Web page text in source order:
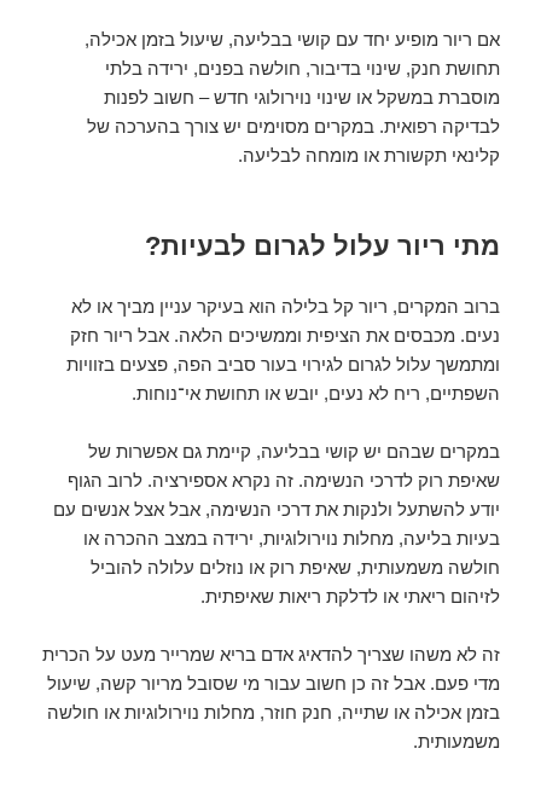
אם ריור מופיע יחד עם קושי בבליעה, שיעול בזמן אכילה,
תחושת חנק, שינוי בדיבור, חולשה בפנים, ירידה בלתי
מוסברת במשקל או שינוי נוירולוגי חדש – חשוב לפנות
לבדיקה רפואית. במקרים מסוימים יש צורך בהערכה של
קלינאי תקשורת או מומחה לבליעה.
מתי ריור עלול לגרום לבעיות?
ברוב המקרים, ריור קל בלילה הוא בעיקר עניין מביך או לא
נעים. מכבסים את הציפית וממשיכים הלאה. אבל ריור חזק
ומתמשך עלול לגרום לגירוי בעור סביב הפה, פצעים בזוויות
השפתיים, ריח לא נעים, יובש או תחושת אי־נוחות.
במקרים שבהם יש קושי בבליעה, קיימת גם אפשרות של
שאיפת רוק לדרכי הנשימה. זה נקרא אספירציה. לרוב הגוף
יודע להשתעל ולנקות את דרכי הנשימה, אבל אצל אנשים עם
בעיות בליעה, מחלות נוירולוגיות, ירידה במצב ההכרה או
חולשה משמעותית, שאיפת רוק או נוזלים עלולה להוביל
לזיהום ריאתי או לדלקת ריאות שאיפתית.
זה לא משהו שצריך להדאיג אדם בריא שמרייר מעט על הכרית
מדי פעם. אבל זה כן חשוב עבור מי שסובל מריור קשה, שיעול
בזמן אכילה או שתייה, חנק חוזר, מחלות נוירולוגיות או חולשה
משמעותית.